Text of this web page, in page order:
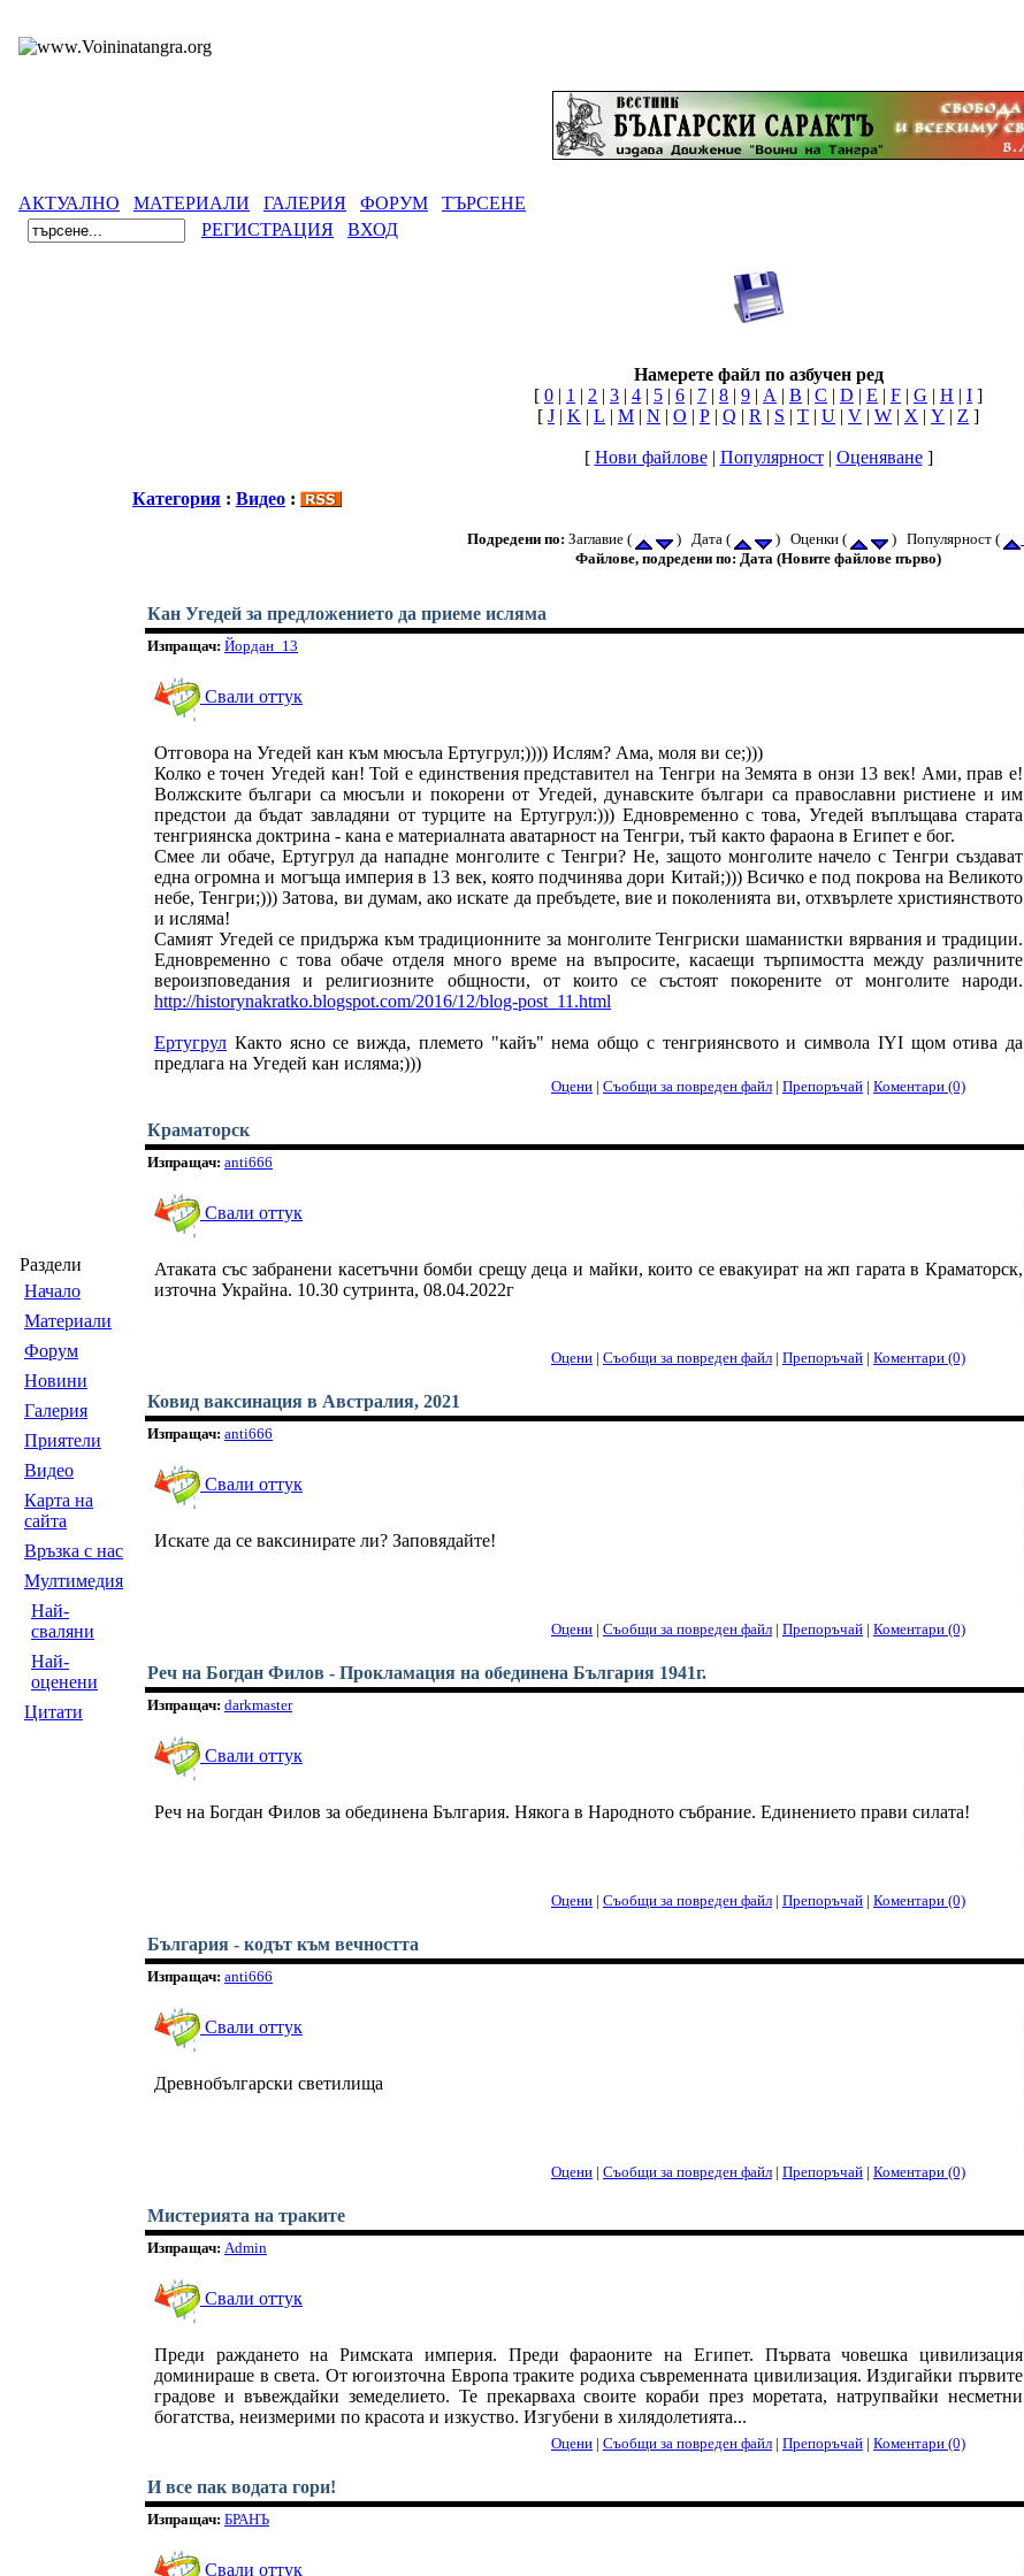
АКТУАЛНО МАТЕРИАЛИ ГАЛЕРИЯ ФОРУМ
ТЪРСЕНЕ
РЕГИСТРАЦИЯ
ВХОД
Раздели
Началo
Материали
Форум
Новини
Галерия
Приятели
Видео
Карта на
сайта
Връзка с нас
Мултимедия
Най-
сваляни
Най-
оценени
Цитати
Намерете файл по азбучен ред
[ 0 | 1 | 2 | 3 | 4 | 5 | 6 | 7 | 8 | 9 | A | B | C | D | E | F | G | H | I ]
[ J | K | L | M | N | O | P | Q | R | S | T | U | V | W | X | Y | Z ]
[ Нови файлове| Популярност| Оценяване]
Категория : Видео :
Подредени по: Заглавие ( ) Дата ( ) Оценки ( ) Популярност (
Файлове, подредени по: Дата (Новите файлове първо)
Кан Угедей за предложението да приеме исляма
Изпращач: Йордан_13
Свали оттук
Отговора на Угедей кан към мюсъла Ертугрул;)))) Ислям? Ама, моля ви се;)))
Колко е точен Угедей кан! Той е единствения представител на Тенгри на Земята в онзи 13 век! Ами, прав е!
Волжските българи са мюсъли и покорени от Угедей, дунавските българи са православни ристиене и им
предстои да бъдат завладяни от турците на Ертугрул:))) Едновременно с това, Угедей въплъщава старата
тенгриянска доктрина - кана е материалната аватарност на Тенгри, тъй както фараона в Египет е бог.
Смее ли обаче, Ертугрул да нападне монголите с Тенгри? Не, защото монголите начело с Тенгри създават
една огромна и могъща империя в 13 век, която подчинява дори Китай;))) Всичко е под покрова на Великото
небе, Тенгри;))) Затова, ви думам, ако искате да пребъдете, вие и поколенията ви, отхвърлете християнството
и исляма!
Самият Угедей се придържа към традиционните за монголите Тенгриски шаманистки вярвания и традиции.
Едновременно с това обаче отделя много време на въпросите, касаещи търпимостта между различните
вероизповедания и религиозните общности, от които се състоят покорените от монголите народи.
http://historynakratko.blogspot.com/2016/12/blog-post_11.html
Ертугрул Както ясно се вижда, племето "кайъ" нема общо с тенгриянсвото и символа IYI щом отива да
предлага на Угедей кан исляма;)))
Оцени | Съобщи за повреден файл | Препоръчай | Коментари (0)
Краматорск
Изпращач: anti666
Свали оттук
Атаката със забранени касетъчни бомби срещу деца и майки, които се евакуират на жп гарата в Краматорск,
източна Украйна. 10.30 сутринта, 08.04.2022г
Оцени | Съобщи за повреден файл | Препоръчай | Коментари (0)
Ковид ваксинация в Австралия, 2021
Изпращач: anti666
Свали оттук
Искате да се ваксинирате ли? Заповядайте!
Оцени | Съобщи за повреден файл | Препоръчай | Коментари (0)
Реч на Богдан Филов - Прокламация на обединена България 1941г.
Изпращач: darkmaster
Свали оттук
Реч на Богдан Филов за обединена България. Някога в Народното събрание. Единението прави силата!
Оцени | Съобщи за повреден файл | Препоръчай | Коментари (0)
България - кодът към вечността
Изпращач: anti666
Свали оттук
Древнобългарски светилища
Оцени | Съобщи за повреден файл | Препоръчай | Коментари (0)
Мистерията на траките
Изпращач: Admin
Свали оттук
Преди раждането на Римската империя. Преди фараоните на Египет. Първата човешка цивилизация
доминираше в света. От югоизточна Европа траките родиха съвременната цивилизация. Издигайки първите
градове и въвеждайки земеделието. Те прекарваха своите кораби през моретата, натрупвайки несметни
богатства, неизмерими по красота и изкуство. Изгубени в хилядолетията...
Оцени | Съобщи за повреден файл | Препоръчай | Коментари (0)
И все пак водата гори!
Изпращач: БРАНЪ
Свали оттук